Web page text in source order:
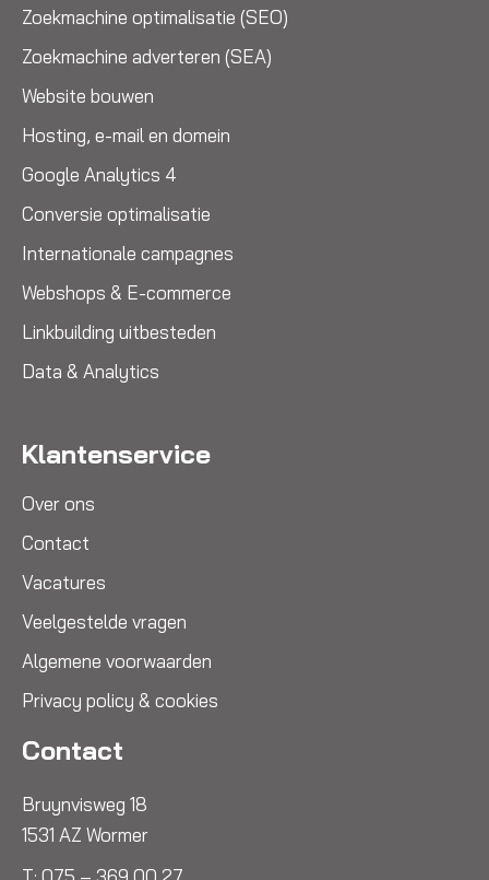
Zoekmachine optimalisatie (SEO)
Zoekmachine adverteren (SEA)
Website bouwen
Hosting, e-mail en domein
Google Analytics 4
Conversie optimalisatie
Internationale campagnes
Webshops & E-commerce
Linkbuilding uitbesteden
Data & Analytics
Klantenservice
Over ons
Contact
Vacatures
Veelgestelde vragen
Algemene voorwaarden
Privacy policy & cookies
Contact
Bruynvisweg 18
1531 AZ Wormer